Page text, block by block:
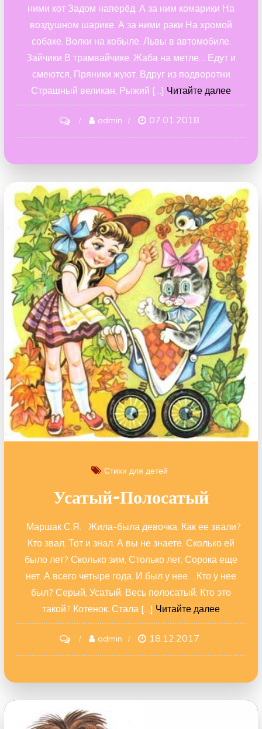
ними кот Задом наперёд. А за ним комарики На
воздушном шарике. А за ними раки На хромой
собаке. Волки на кобыле. Львы в автомобиле.
Зайчики В трамвайчике. Жаба на метле… Едут и
смеются, Пряники жуют. Вдруг из подворотни
Страшный великан, Рыжий […] Читайте далее
on
Тараканище
admin 07.01.2018
Стихи для детей
Усатый-Полосатый
Маршак С.Я. Жила-была девочка. Как ее звали?
Кто звал, Тот и знал. А вы не знаете. Сколько ей
было лет? Сколько зим, Столько лет, Сорока еще
нет. А всего четыре года. И был у нее… Кто у нее
был? Серый, Усатый, Весь полосатый. Кто это
такой? Котенок. Стала […] Читайте далее
on
Усатый-
admin 18.12.2017